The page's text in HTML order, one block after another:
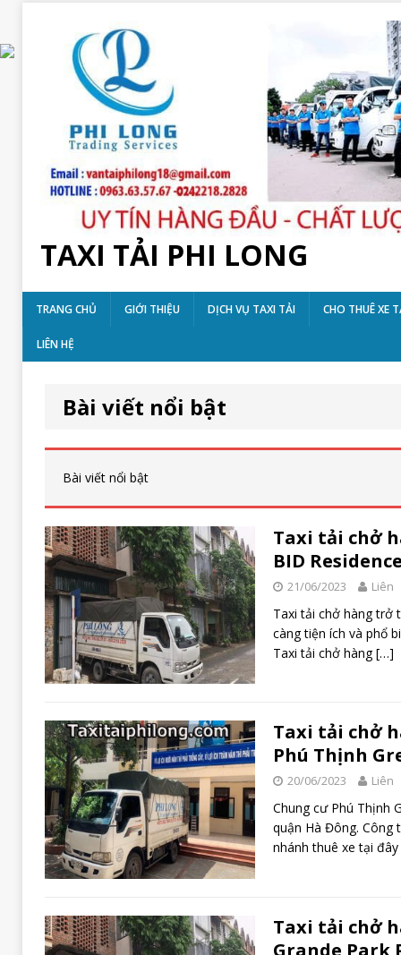
TAXI TẢI PHI LONG
TRANG CHỦ GIỚI THIỆU DỊCH VỤ TAXI TẢI CHO THUÊ XE
LIÊN HỆ
Bài viết nổi bật
Bài viết nổi bật
Taxi tải chở
BID
21/06/2023 Liên
Taxi tải chở hàng trở
càng tiện ích và phổ
Taxi tải chở hàng[…]
Taxi tải chở
Phú Thịnh
20/06/2023 Liên
Chung cư Phú Thịnh
quận Hà Đông. Công
nhánh thuê xe tại đây
Taxi tải chở
Grande Park